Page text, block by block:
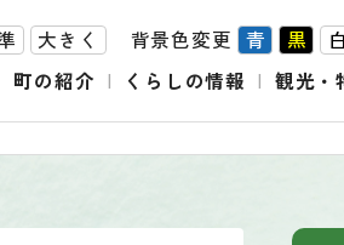
大きく 背景色変更 青 黒 白
町の紹介
くらしの情報 観光・